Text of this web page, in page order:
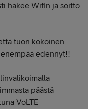
hakee Wifin ja soitto
tuon kokoinen
edennyt!!
päästä
VoLTE